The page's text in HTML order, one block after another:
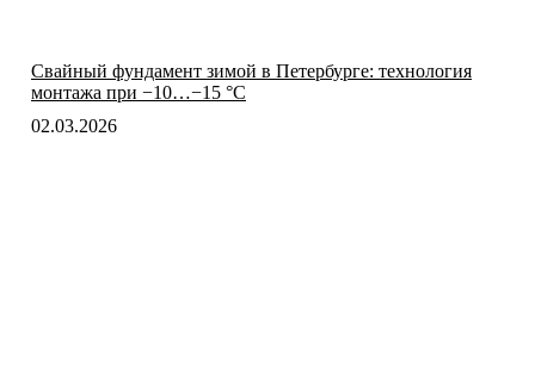
Свайный фундамент зимой в Петербурге: технология
монтажа при −10…−15 °C
02.03.2026